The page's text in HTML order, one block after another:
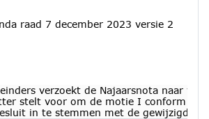
raad 7 december 2023 versie 2
verzoekt de Najaarsnota naar
stelt voor om de motie I conform
in te stemmen met de gewijzigde